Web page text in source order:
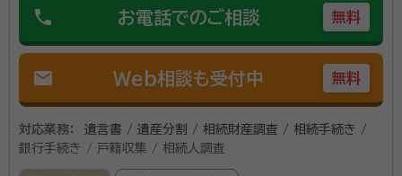
phone お電話でのご相談 無料
mail Web相談も受付中 無料
対応業務：
遺言書 / 遺産分割 / 相続財産調査 / 相続手続き /
銀行手続き / 戸籍収集 / 相続人調査